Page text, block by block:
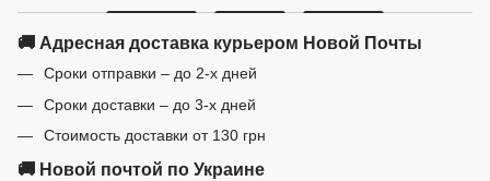
🚚 Адресная доставка курьером Новой Почты
Сроки отправки – до 2-х дней
Сроки доставки – до 3-х дней
Стоимость доставки от 130 грн
🚚 Новой почтой по Украине